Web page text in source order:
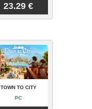
23.29 €
TOWN TO CITY
PC